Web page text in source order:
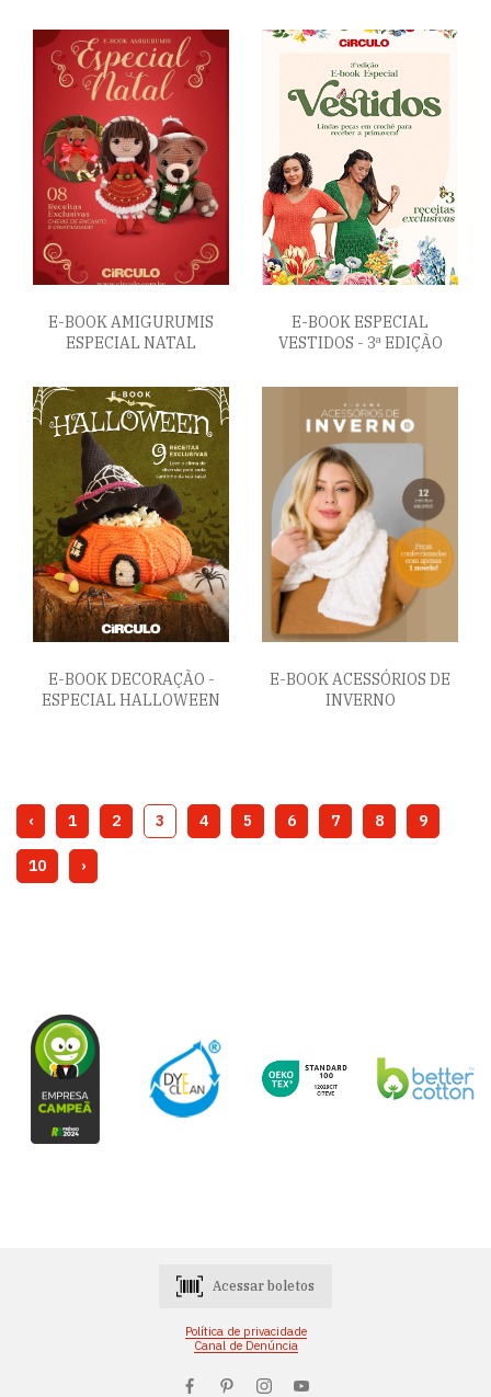
E-BOOK AMIGURUMIS
ESPECIAL NATAL
E-BOOK ESPECIAL
VESTIDOS - 3ª EDIÇÃO
E-BOOK DECORAÇÃO -
ESPECIAL HALLOWEEN
E-BOOK ACESSÓRIOS DE
INVERNO
‹ 1 2 3 4 5 6 7 8 9
10 ›
Acessar boletos
Política de privacidade
Canal de Denúncia